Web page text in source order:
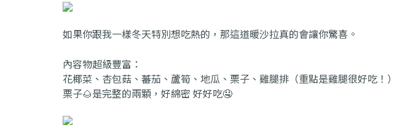
如果你跟我一樣冬天特別想吃熱的，那這道暖沙拉真的會讓你驚喜。
內容物超級豐富：
花椰菜、杏包菇、蕃茄、蘆筍、地瓜、栗子、雞腿排（重點是雞腿很好吃！）
栗子🌰是完整的兩顆，好綿密 好好吃🤤